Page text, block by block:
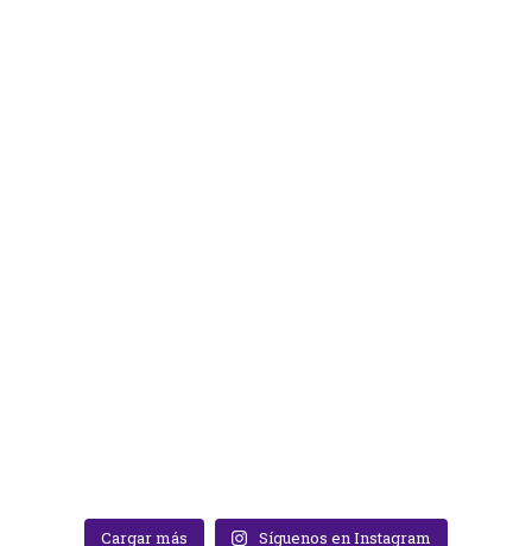
Cargar más Síguenos en Instagram